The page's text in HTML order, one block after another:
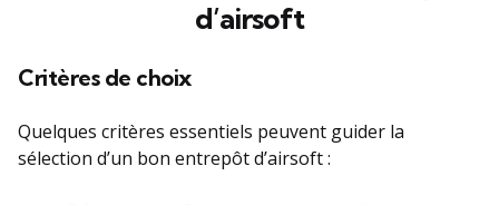
d’airsoft
Critères de choix
Quelques critères essentiels peuvent guider la
sélection d’un bon entrepôt d’airsoft :